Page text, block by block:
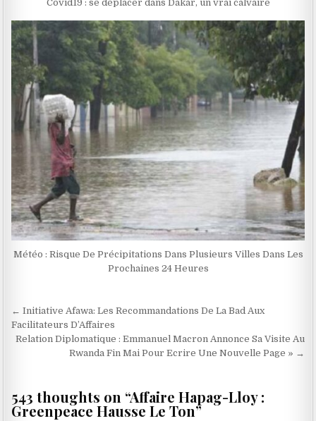
Covid19 : se déplacer dans Dakar, un vrai calvaire
Météo : Risque De Précipitations Dans Plusieurs Villes Dans Les
Prochaines 24 Heures
Navigation
de
l’article
← Initiative Afawa: Les Recommandations De La Bad Aux
Facilitateurs D’Affaires
Relation Diplomatique : Emmanuel Macron Annonce Sa Visite Au
Rwanda Fin Mai Pour Ecrire Une Nouvelle Page » →
543 thoughts on “Affaire Hapag-Lloy :
Greenpeace Hausse Le Ton”